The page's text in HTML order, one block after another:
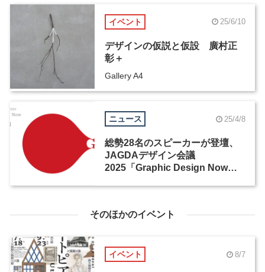
イベント 25/6/10
デザインの仮説と仮設 廣村正
彰＋
Gallery A4
ニュース 25/4/8
総勢28名のスピーカーが登壇、
JAGDAデザイン会議
2025「Graphic Design Now」
そのほかのイベント
イベント 8/7